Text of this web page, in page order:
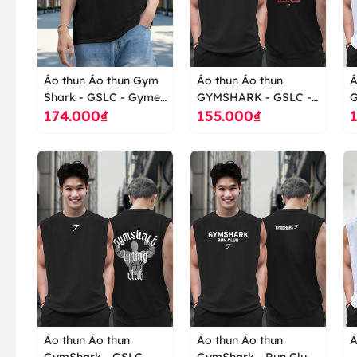
Áo thun Áo thun Gym
Shark - GSLC - Gymer
- Thể hình - Tập luyện -
174.000₫
Áo thun Áo thun
GYMSHARK - GSLC -
Gymer - Thể Hình -
155.000₫
Áo thun Áo thun
Áo thun Áo thun